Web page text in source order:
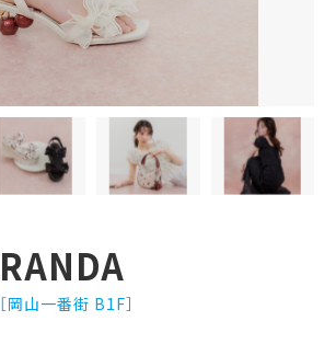
RANDA
［岡山一番街 B1F］